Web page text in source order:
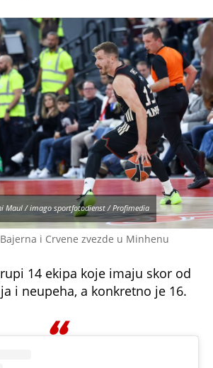
i Crvene zvezde u Minhenu
Maul / imago sportfotodienst / Profimedia
14 ekipa koje imaju skor od
i neupeha, a konkretno je 16.